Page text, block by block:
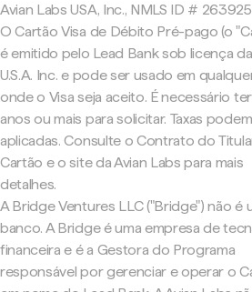
Avian Labs USA, Inc., NMLS ID #
O Cartão Visa de Débito Pré-pago (o
é emitido pelo Lead Bank sob licença
U.S.A. Inc. e pode ser usado em
onde o Visa seja aceito. É necessário ter
anos ou mais para solicitar. Taxas
aplicadas. Consulte o Contrato do
Cartão e o site da Avian Labs para mais
detalhes.
A Bridge Ventures LLC ("Bridge") não é
banco. A Bridge é uma empresa de
financeira e é a Gestora do Programa
responsável por gerenciar e operar o